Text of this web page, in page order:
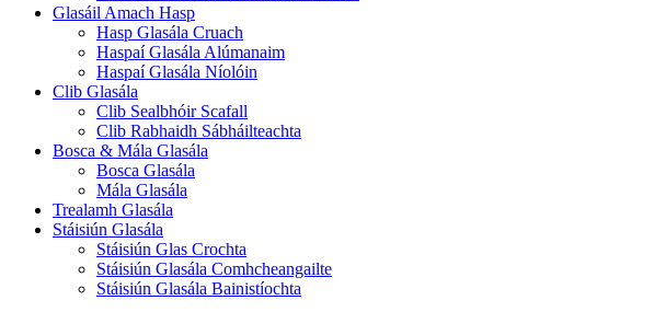
Glasáil Amach Hasp
Hasp Glasála Cruach
Haspaí Glasála Alúmanaim
Haspaí Glasála Níolóin
Clib Glasála
Clib Sealbhóir Scafall
Clib Rabhaidh Sábháilteachta
Bosca & Mála Glasála
Bosca Glasála
Mála Glasála
Trealamh Glasála
Stáisiún Glasála
Stáisiún Glas Crochta
Stáisiún Glasála Comhcheangailte
Stáisiún Glasála Bainistíochta